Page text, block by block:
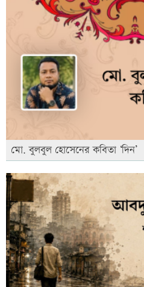
মো. বুলবুল হোসেনের কবিতা ‘দিন’